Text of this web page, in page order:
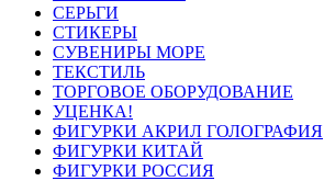
СЕРЬГИ
СТИКЕРЫ
СУВЕНИРЫ МОРЕ
ТЕКСТИЛЬ
ТОРГОВОЕ ОБОРУДОВАНИЕ
УЦЕНКА!
ФИГУРКИ АКРИЛ ГОЛОГРАФИЯ
ФИГУРКИ КИТАЙ
ФИГУРКИ РОССИЯ